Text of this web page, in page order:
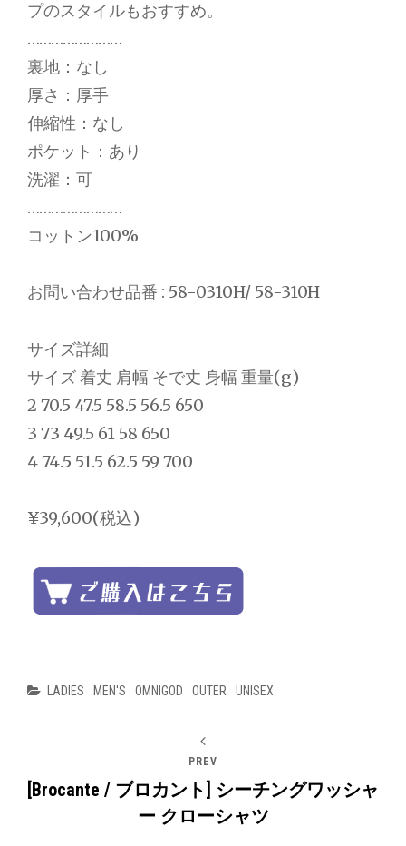
プのスタイルもおすすめ。
……………………
裏地：なし
厚さ：厚手
伸縮性：なし
ポケット：あり
洗濯：可
……………………
コットン100%
お問い合わせ品番 : 58-0310H/ 58-310H
サイズ詳細
サイズ 着丈 肩幅 そで丈 身幅 重量(g)
2 70.5 47.5 58.5 56.5 650
3 73 49.5 61 58 650
4 74.5 51.5 62.5 59 700
¥39,600(税込)
Categories
LADIES MEN'S OMNIGOD OUTER UNISEX
PREV
[Brocante / ブロカント] シーチングワッシャ
ー クローシャツ